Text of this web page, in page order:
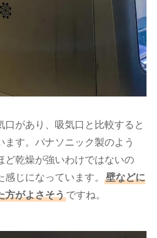
口があり、吸気口と比較すると
ます。パナソニック製のよう
ど乾燥が強いわけではないの
じになっています。
壁などに
方がよさそうですね。